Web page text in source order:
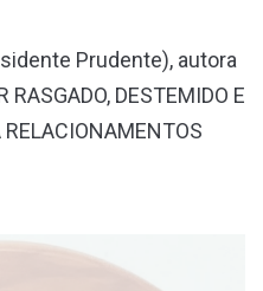
Prudente), autora
RASGADO, DESTEMIDO E
RELACIONAMENTOS